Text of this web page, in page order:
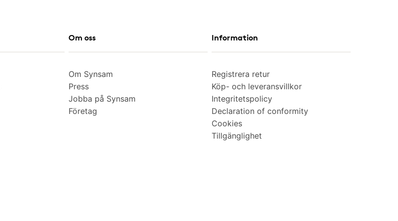
Om oss
Om Synsam
Press
Jobba på Synsam
Företag
Information
Registrera retur
Köp- och leveransvillkor
Integritetspolicy
Declaration of conformity
Cookies
Tillgänglighet